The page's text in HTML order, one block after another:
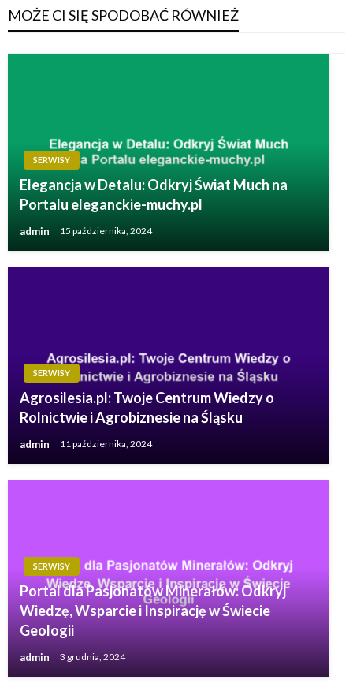
MOŻE CI SIĘ SPODOBAĆ RÓWNIEŻ
SERWISY
Elegancja w Detalu: Odkryj Świat Much na
Portalu eleganckie-muchy.pl
admin 15 października, 2024
SERWISY
Agrosilesia.pl: Twoje Centrum Wiedzy o
Rolnictwie i Agrobiznesie na Śląsku
admin 11 października, 2024
SERWISY
Portal dla Pasjonatów Minerałów: Odkryj
Wiedzę, Wsparcie i Inspirację w Świecie
Geologii
admin 3 grudnia, 2024